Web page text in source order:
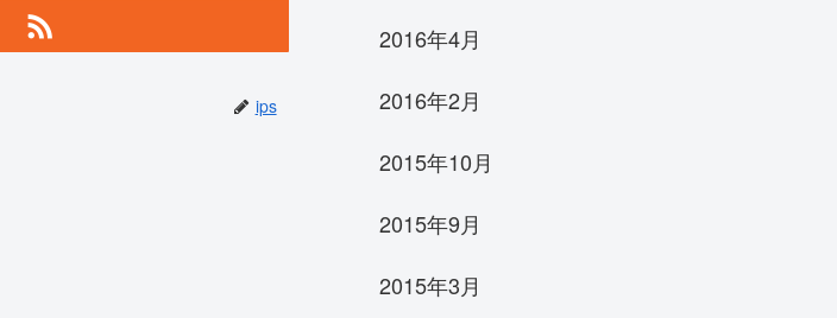
ips
2016年4月
2016年2月
2015年10月
2015年9月
2015年3月